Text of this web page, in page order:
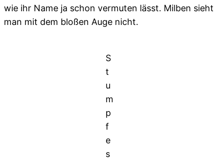
wie ihr Name ja schon vermuten lässt. Milben sieht
man mit dem bloßen Auge nicht.
S
t
u
m
p
f
e
s